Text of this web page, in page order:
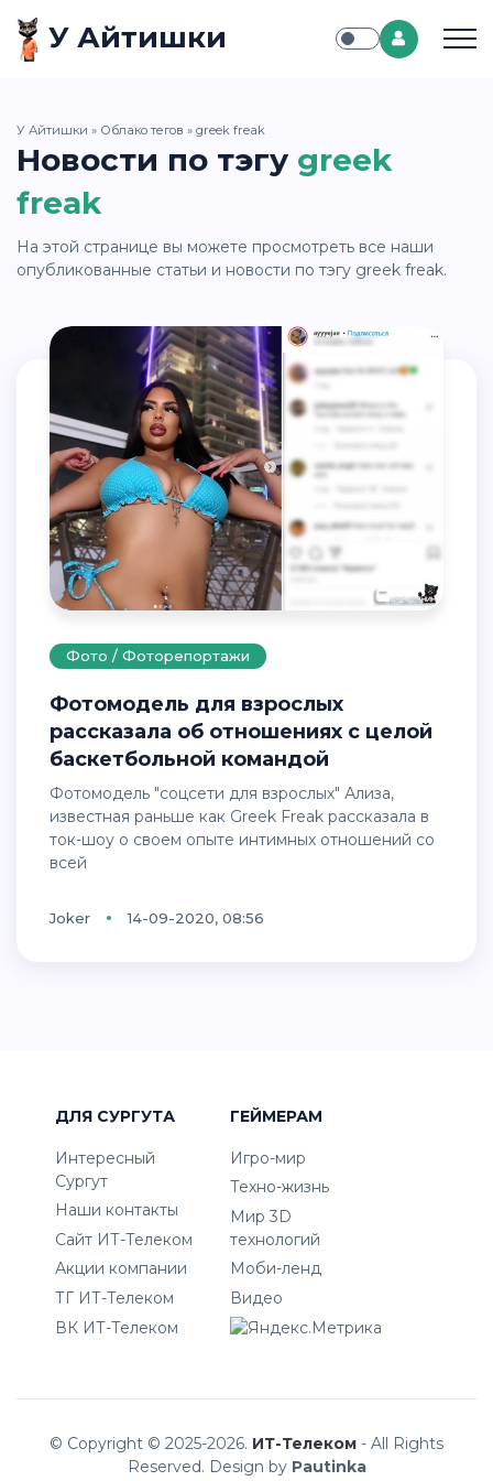
У Айтишки
У Айтишки » Облако тегов » greek freak
Новости по тэгу greek
freak
На этой странице вы можете просмотреть все наши
опубликованные статьи и новости по тэгу greek freak.
Фото / Фоторепортажи
Фотомодель для взрослых
рассказала об отношениях с целой
баскетбольной командой
Фотомодель "соцсети для взрослых" Ализа,
известная раньше как Greek Freak рассказала в
ток-шоу о своем опыте интимных отношений со
всей
Joker 14-09-2020, 08:56
ДЛЯ СУРГУТА
Интересный
Сургут
Наши контакты
Сайт ИТ-Телеком
Акции компании
ТГ ИТ-Телеком
ВК ИТ-Телеком
ГЕЙМЕРАМ
Игро-мир
Техно-жизнь
Мир 3D
технологий
Моби-ленд
Видео
© Copyright © 2025-2026. ИТ-Телеком - All Rights
Reserved. Design by Pautinka